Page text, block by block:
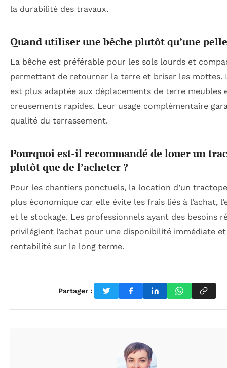
la durabilité des travaux.
Quand utiliser une bêche plutôt qu’une
La bêche est préférable pour les sols lourds et
permettant de retourner la terre et briser les mottes.
est plus adaptée aux déplacements de terre meubles
creusements rapides. Leur usage complémentaire
qualité du terrassement.
Pourquoi est-il recommandé de louer un
plutôt que de l’acheter ?
Pour les chantiers ponctuels, la location d’un
plus économique car elle évite les frais liés à l’achat,
et le stockage. Les professionnels ayant des besoins
privilégient l’achat pour une disponibilité immédiate
rentabilité sur le long terme.
Partager :